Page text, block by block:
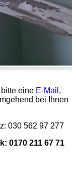
eine E-Mail ,
bei Ihnen
030 562 97 277
0170 211 67 71